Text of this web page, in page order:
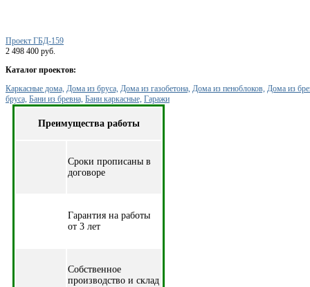
Проект ГБД-159
2 498 400 руб.
Каталог проектов:
Каркасные дома, Дома из бруса, Дома из газобетона, Дома из пеноблоков, Дома из
бруса, Бани из бревна, Бани каркасные, Гаражи
Преимущества работы
Cроки прописаны в
договоре
Гарантия на работы
от 3 лет
Собственное
производство и склад